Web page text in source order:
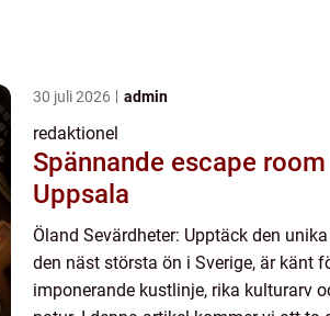
30 juli 2026 admin
redaktionel
Spännande escape
Uppsala
Öland Sevärdheter: Upptäck den
den näst största ön i Sverige, är känt
imponerande kustlinje, rika kulturarv